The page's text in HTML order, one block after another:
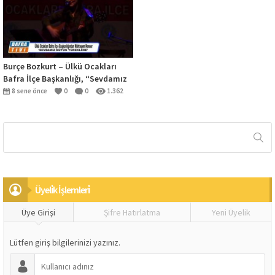
Burçe Bozkurt – Ülkü Ocakları
Bafra İlçe Başkanlığı, “Sevdamız
Bütün Yüreklere”Konseri
8 sene önce 0 0 1.362
Üyeli̇k İşlemleri̇
Üye Girişi Şifre Hatırlatma Yeni Üyelik
Lütfen giriş bilgilerinizi yazınız.